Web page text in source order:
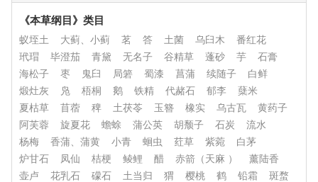
《本草纲目》类目
蚁垤土 大蓟、小蓟 茗 答 土菌 乌臼木
番红花
玳瑁
毕澄茄 青黛 无名子 谷精草 蓬砂 芋
石膏
海松子
枣 鬼臼 局箬 蜀漆 菖蒲 续随子
白鲜
煅灶灰
凫 梧桐 鹅 铁精 代赭石 郁李
蘖米
夏枯草
苜蓿 稗 土茯苓 玉簪 橡实 乌古瓦
黄药子
阿芙蓉
旋夏花 蟾蜍 蒲公英 胡颓子 石炭
流水
杨梅
香蒲、蒲黄 小青 蛔虫 荭草 紫菀
白茅
炉甘石
凤仙 桔梗 鲮鲤 醋 赤箭（天麻 ）
薰陆香
壶卢
花乳石 礞石 土当归 猬 樱桃 鹤 铅霜
斑蝥